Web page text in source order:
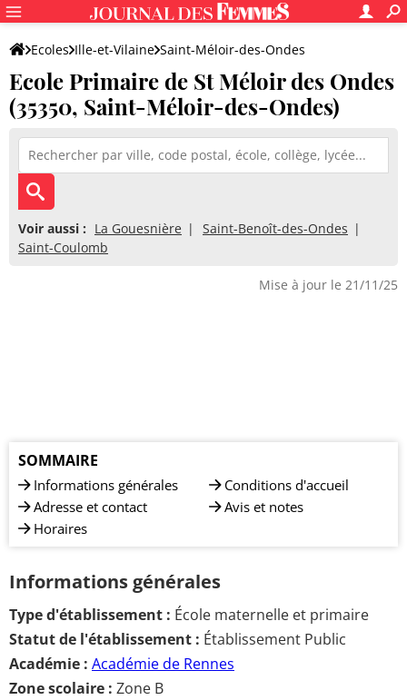
Ecoles Ille-et-Vilaine Saint-Méloir-des-Ondes
Ecole Primaire de St Méloir des Ondes
Ecole Primaire de St Méloir des Ondes
(35350, Saint-Méloir-des-Ondes)
Voir aussi : La Gouesnière
Saint-Benoît-des-Ondes
Saint-Coulomb
Mise à jour le 21/11/25
SOMMAIRE
Informations générales
Adresse et contact
Horaires
Conditions d'accueil
Avis et notes
Informations générales
Type d'établissement : École maternelle et primaire
Statut de l'établissement : Établissement Public
Académie : Académie de Rennes
Zone scolaire : Zone B